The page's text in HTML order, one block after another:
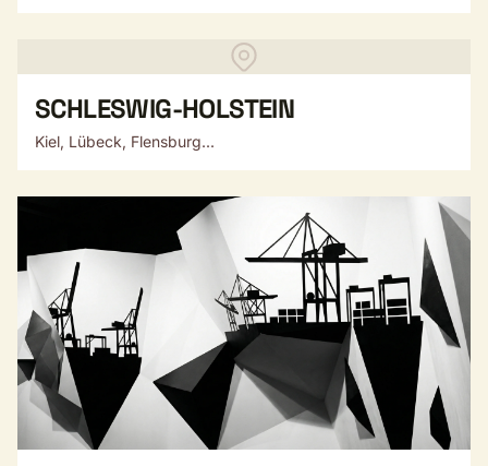
SCHLESWIG-HOLSTEIN
Kiel, Lübeck, Flensburg...